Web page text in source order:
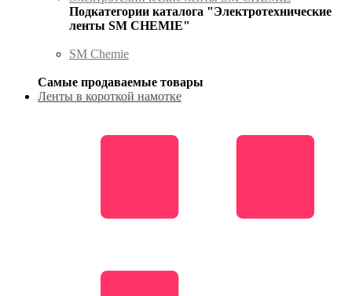
Подкатегории каталога "Электротехнические
ленты SM CHEMIE"
SM Chemie
Самые продаваемые товары
Ленты в короткой намотке